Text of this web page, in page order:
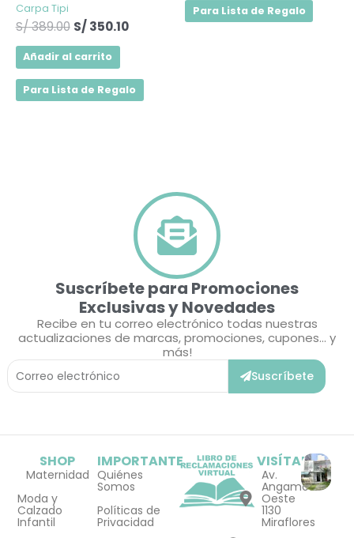
Carpa Tipi
S/389.00 S/350.10
Añadir al carrito
Para Lista de Regalo
Para Lista de Regalo
Suscríbete para Promociones
Exclusivas y Novedades
Recibe en tu correo electrónico todas nuestras
actualizaciones de marcas, promociones, cupones... y
más!
Correo
Electrónico
Suscríbete
SHOP
Maternidad
Moda y
Calzado
Infantil
IMPORTANTE
Quiénes
Somos
Políticas de
Privacidad
VISÍTANOS
Av.
Angamos
Oeste
1130
Miraflores